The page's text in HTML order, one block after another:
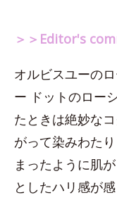
＞＞Editor's
オルビスユーの
ー ドットのロー
たときは絶妙な
がって染みわた
まったように肌
としたハリ感が